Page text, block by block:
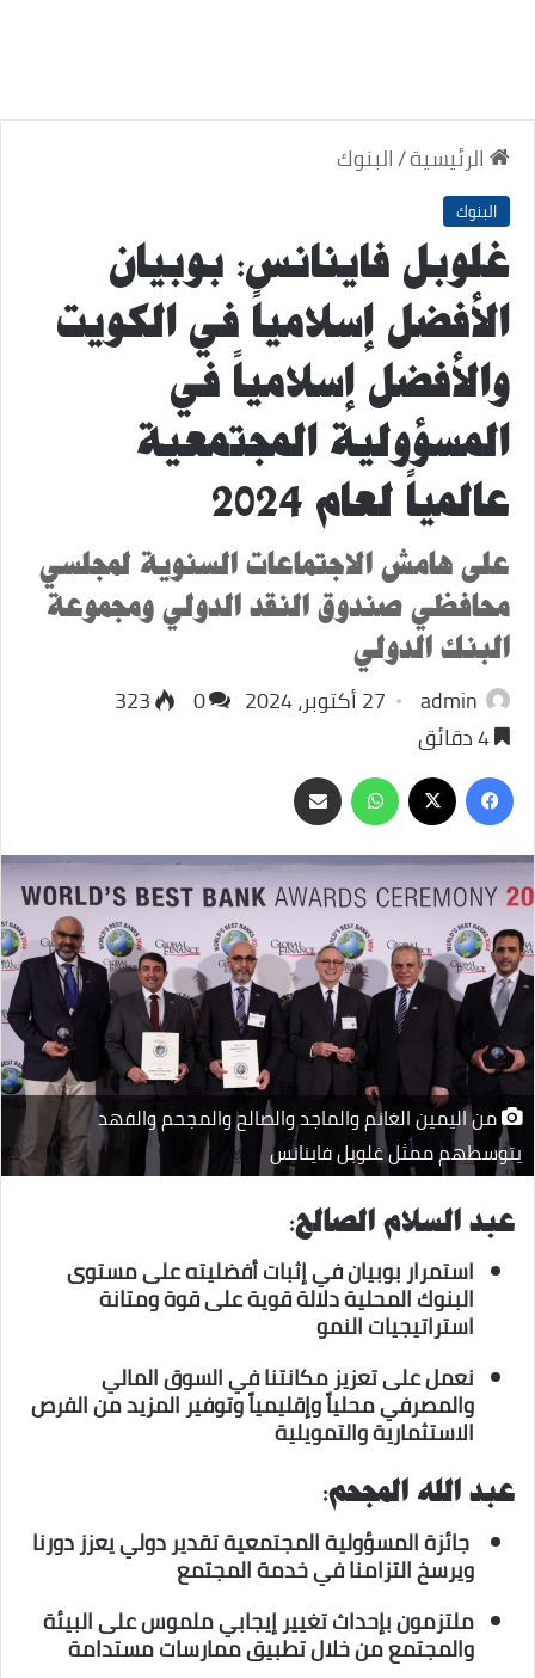
الرئيسية/البنوك
البنوك
غلوبل فاينانس: بوبيان
الأفضل إسلامياً في الكويت
والأفضل إسلامياً في
المسؤولية المجتمعية
عالمياً لعام 2024
على هامش الاجتماعات السنوية لمجلسي
محافظي صندوق النقد الدولي ومجموعة
البنك الدولي
admin 27 أكتوبر، 2024 0
323
فيسبوك
‫X واتسابمشاركة
عبر
البريد
من اليمين الغانم والماجد والصالح والمجحم والفهد
يتوسطهم ممثل غلوبل فاينانس
عبد السلام الصالح:
استمرار بوبيان في إثبات أفضليته على مستوى
البنوك المحلية دلالة قوية على قوة ومتانة
استراتيجيات النمو
نعمل على تعزيز مكانتنا في السوق المالي
والمصرفي محلياً وإقليمياً وتوفير المزيد من الفرص
الاستثمارية والتمويلية
عبد الله المجحم:
جائزة المسؤولية المجتمعية تقدير دولي يعزز دورنا
ويرسخ التزامنا في خدمة المجتمع
ملتزمون بإحداث تغيير إيجابي ملموس على البيئة
والمجتمع من خلال تطبيق ممارسات مستدامة